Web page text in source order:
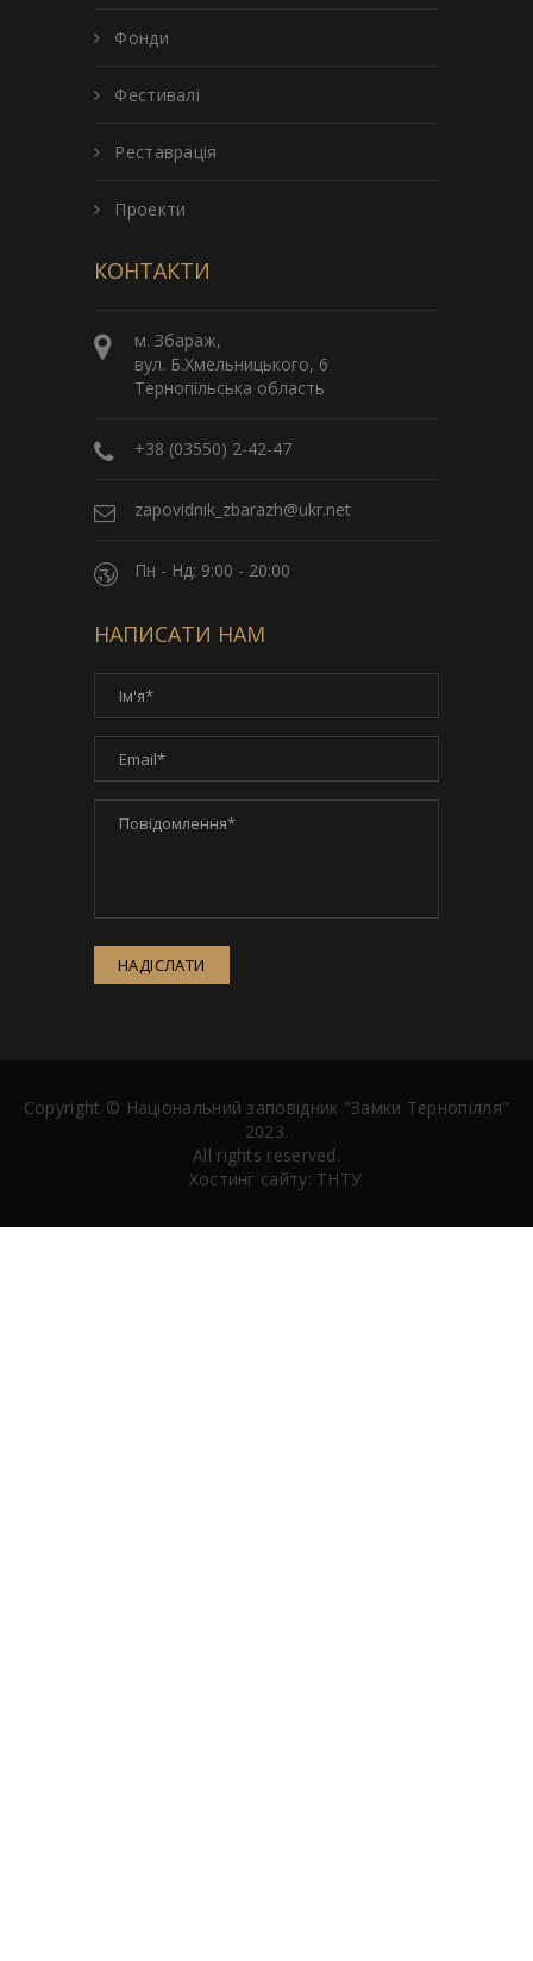
Фонди
Фестивалі
Реставрація
Проекти
КОНТАКТИ
м. Збараж,
вул. Б.Хмельницького, 6
Тернопільська область
+38 (03550) 2-42-47
zapovidnik_zbarazh@ukr.net
Пн - Нд: 9:00 - 20:00
НАПИСАТИ НАМ
НАДІСЛАТИ
Copyright © Національний заповідник "Замки Тернопілля"
2023.
All rights reserved.
Хостинг сайту: ТНТУ